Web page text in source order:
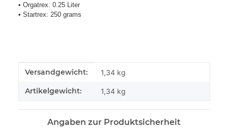
• Orgatrex: 0.25 Liter
• Startrex: 250 grams
Produkteigenschaft
Wert
Versandgewicht: 1,34 kg
Artikelgewicht: 1,34 kg
Angaben zur Produktsicherheit